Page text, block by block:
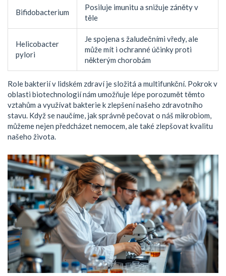
Bifidobacterium
Posiluje imunitu a snižuje záněty v
těle
Helicobacter
pylori
Je spojena s žaludečními vředy, ale
může mít i ochranné účinky proti
některým chorobám
Role bakterií v lidském zdraví je složitá a multifunkční. Pokrok v
oblasti biotechnologií nám umožňuje lépe porozumět těmto
vztahům a využívat bakterie k zlepšení našeho zdravotního
stavu. Když se naučíme, jak správně pečovat o náš mikrobiom,
můžeme nejen předcházet nemocem, ale také zlepšovat kvalitu
našeho života.